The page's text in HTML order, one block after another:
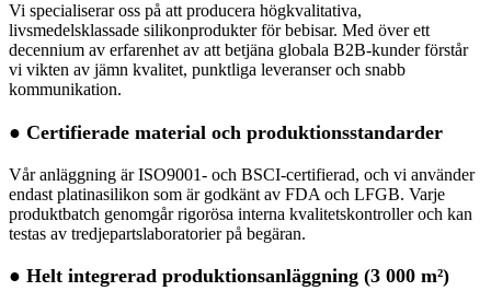
Vi specialiserar oss på att producera högkvalitativa,
livsmedelsklassade silikonprodukter för bebisar. Med över ett
decennium av erfarenhet av att betjäna globala B2B-kunder förstår
vi vikten av jämn kvalitet, punktliga leveranser och snabb
kommunikation.
● Certifierade material och produktionsstandarder
Vår anläggning är ISO9001- och BSCI-certifierad, och vi använder
endast platinasilikon som är godkänt av FDA och LFGB. Varje
produktbatch genomgår rigorösa interna kvalitetskontroller och kan
testas av tredjepartslaboratorier på begäran.
● Helt integrerad produktionsanläggning (3 000 m²)